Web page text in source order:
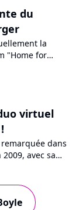
du
la
"Home for
entretien avec
virtuel
dans
avec sa
Susan